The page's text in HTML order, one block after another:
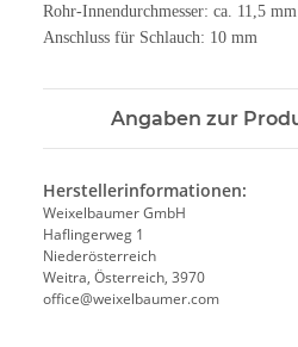
Rohr-Innendurchmesser: ca. 11,5 mm
Anschluss für Schlauch: 10 mm
Angaben zur
Herstellerinformationen:
Weixelbaumer GmbH
Haflingerweg 1
Niederösterreich
Weitra, Österreich, 3970
office@weixelbaumer.com